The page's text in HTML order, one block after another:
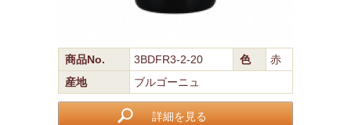
商品No. 3BDFR3-2-20 色
赤
産地
ブルゴーニュ
詳細を見る